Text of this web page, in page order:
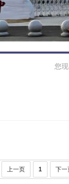
您
上一页 1 下一